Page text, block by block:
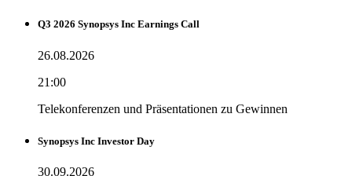
Q3 2026 Synopsys Inc Earnings Call
26.08.2026
21:00
Telekonferenzen und Präsentationen zu Gewinnen
Synopsys Inc Investor Day
30.09.2026